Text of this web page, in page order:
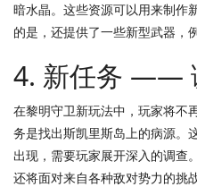
暗水晶。这些资源可以用来制作
的是，还提供了一些新型武器，
4. 新任务 ——
在黎明守卫新玩法中，玩家将不
务是找出斯凯里斯岛上的病源。
出现，需要玩家展开深入的调查
还将面对来自各种敌对势力的挑